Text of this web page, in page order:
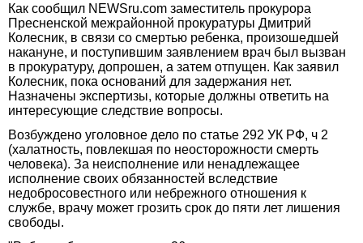
Как сообщил NEWSru.com заместитель прокурора
Пресненской межрайонной прокуратуры Дмитрий
Колесник, в связи со смертью ребенка, произошедшей
накануне, и поступившим заявлением врач был вызван
в прокуратуру, допрошен, а затем отпущен. Как заявил
Колесник, пока оснований для задержания нет.
Назначены экспертизы, которые должны ответить на
интересующие следствие вопросы.
Возбуждено уголовное дело по статье 292 УК РФ, ч 2
(халатность, повлекшая по неосторожности смерть
человека). За неисполнение или ненадлежащее
исполнение своих обязанностей вследствие
недобросовестного или небрежного отношения к
службе, врачу может грозить срок до пяти лет лишения
свободы.